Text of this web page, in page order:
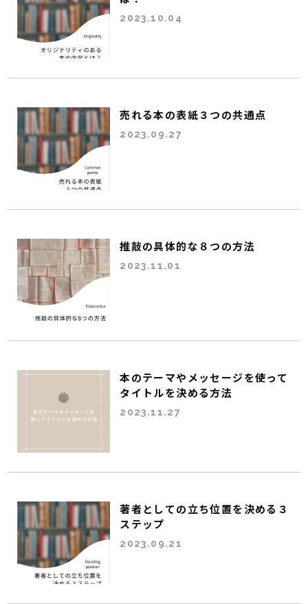
2023.10.04
売れる本の表紙３つの共通点
2023.09.27
推敲の具体的な８つの方法
2023.11.01
本のテーマやメッセージを使って
タイトルを決める方法
2023.11.27
著者としての立ち位置を決める３
ステップ
2023.09.21